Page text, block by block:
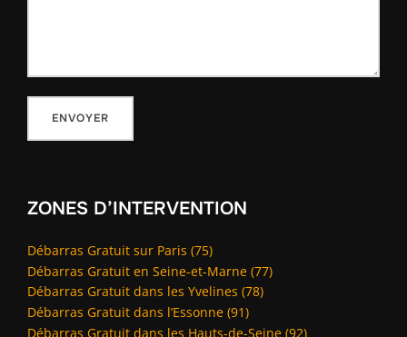
ZONES D’INTERVENTION
Débarras Gratuit sur Paris (75)
Débarras Gratuit en Seine-et-Marne (77)
Débarras Gratuit dans les Yvelines (78)
Débarras Gratuit dans l’Essonne (91)
Débarras Gratuit dans les Hauts-de-Seine (92)